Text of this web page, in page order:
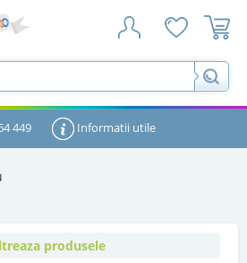
449 Informatii utile
produsele